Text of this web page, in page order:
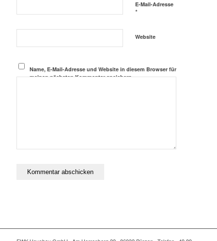
E-Mail-Adresse
*
Website
Name, E-Mail-Adresse und Website in diesem Browser für
meinen nächsten Kommentar speichern.